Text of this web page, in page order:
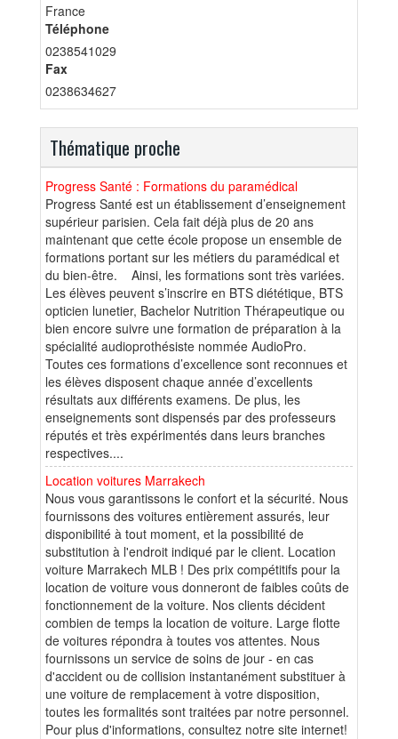
France
Téléphone
0238541029
Fax
0238634627
Thématique proche
Progress Santé : Formations du paramédical
Progress Santé est un établissement d’enseignement
supérieur parisien. Cela fait déjà plus de 20 ans
maintenant que cette école propose un ensemble de
formations portant sur les métiers du paramédical et
du bien-être. Ainsi, les formations sont très variées.
Les élèves peuvent s’inscrire en BTS diététique, BTS
opticien lunetier, Bachelor Nutrition Thérapeutique ou
bien encore suivre une formation de préparation à la
spécialité audioprothésiste nommée AudioPro.
Toutes ces formations d’excellence sont reconnues et
les élèves disposent chaque année d’excellents
résultats aux différents examens. De plus, les
enseignements sont dispensés par des professeurs
réputés et très expérimentés dans leurs branches
respectives....
Location voitures Marrakech
Nous vous garantissons le confort et la sécurité. Nous
fournissons des voitures entièrement assurés, leur
disponibilité à tout moment, et la possibilité de
substitution à l'endroit indiqué par le client. Location
voiture Marrakech MLB ! Des prix compétitifs pour la
location de voiture vous donneront de faibles coûts de
fonctionnement de la voiture. Nos clients décident
combien de temps la location de voiture. Large flotte
de voitures répondra à toutes vos attentes. Nous
fournissons un service de soins de jour - en cas
d'accident ou de collision instantanément substituer à
une voiture de remplacement à votre disposition,
toutes les formalités sont traitées par notre personnel.
Pour plus d'informations, consultez notre site internet!